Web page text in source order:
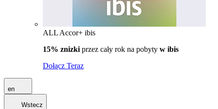
ALL Accor+ ibis
15% znizki przez cały rok na pobyty w ibis
Dołącz Teraz
en
Wstecz